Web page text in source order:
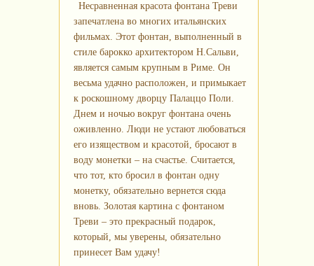
Несравненная красота фонтана Треви
запечатлена во многих итальянских
фильмах. Этот фонтан, выполненный в
стиле барокко архитектором Н.Сальви,
является самым крупным в Риме. Он
весьма удачно расположен, и примыкает
к роскошному дворцу Палаццо Поли.
Днем и ночью вокруг фонтана очень
оживленно. Люди не устают любоваться
его изяществом и красотой, бросают в
воду монетки – на счастье. Считается,
что тот, кто бросил в фонтан одну
монетку, обязательно вернется сюда
вновь. Золотая картина с фонтаном
Треви – это прекрасный подарок,
который, мы уверены, обязательно
принесет Вам удачу!